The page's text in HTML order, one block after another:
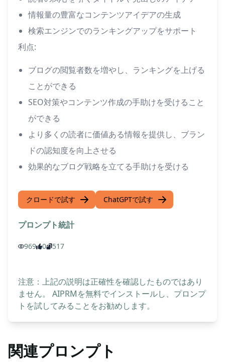
情報量の豊富なコンテンツアイデアの生成
検索エンジンでのランキングアップをサポート
利点:
ブログの閲覧者数を増やし、ランキングを上げる
ことができる
SEO対策やコンテンツ作成の手助けを受けること
ができる
より多くの読者に価値ある情報を提供し、ブラン
ドの認知度を向上させる
効果的なブログ戦略を立てる手助けを受ける
クロードで試す ChatGPTで試す
プロンプト統計
969 0 517
注意：上記の説明は正確性を確認したものではあり
ません。 AIPRMを無料でインストールし、プロンプ
トを試してみることをお勧めします。
関連プロンプト